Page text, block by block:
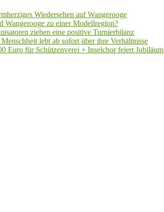
Wiedersehen auf Wangerooge
Wangerooge zu einer Modellregion?
ziehen eine positive Turnierbilanz
lebt ab sofort über ihre Verhältnisse
Euro für Schützenverei + Inselchor feiert Jubiläum